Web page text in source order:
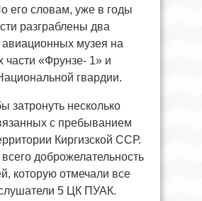
его словам, уже в годы
разграблены два
музея на
части «Фрунзе- 1» и
гвардии.
затронуть несколько
с пребыванием
Киргизской ССР.
доброжелательность
которую отмечали все
5 ЦК ПУАК.